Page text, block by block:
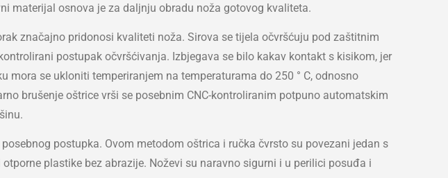
materijal osnova je za daljnju obradu noža gotovog kvaliteta.
značajno pridonosi kvaliteti noža. Sirova se tijela očvršćuju pod zaštitnim
postupak očvršćivanja. Izbjegava se bilo kakav kontakt s kisikom, jer
se ukloniti temperiranjem na temperaturama do 250 ° C, odnosno
brušenje oštrice vrši se posebnim CNC-kontroliranim potpuno automatskim
postupka. Ovom metodom oštrica i ručka čvrsto su povezani jedan s
plastike bez abrazije. Noževi su naravno sigurni i u perilici posuđa i